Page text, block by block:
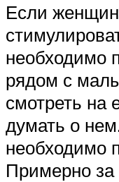
Если
необходимо
рядом с
смотреть на
думать о
необходимо
Примерно